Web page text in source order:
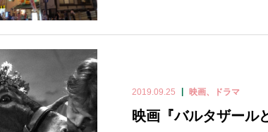
2019.09.25 映画、ドラマ
映画『バルタザール